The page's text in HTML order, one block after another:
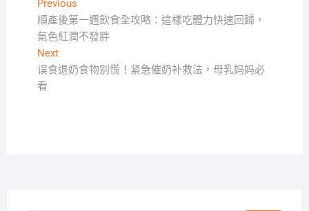
文
章
導
覽
PreviousPrevious
post:
順產後第一週飲食全攻略：這樣吃體力快速回歸，
氣色紅潤不發胖
NextNext
post:
误食退奶食物别慌！紧急催奶补救法，母乳妈妈必
看